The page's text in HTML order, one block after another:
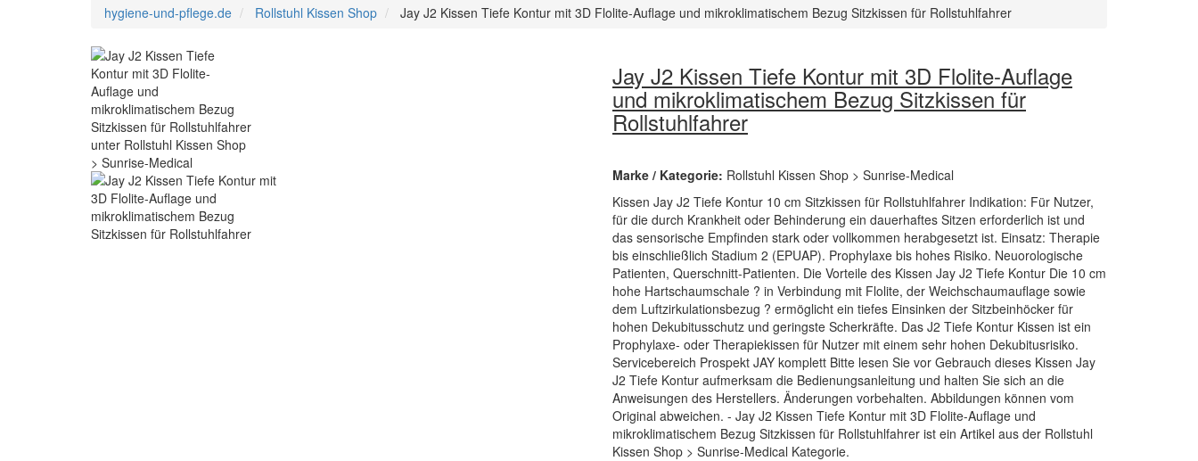
hygiene-und-pflege.de
Rollstuhl Kissen Shop Jay J2 Kissen Tiefe Kontur mit 3D Flolite-Auflage und mikroklimatischem Bezug Sitzkissen für Rollstuhlfahrer
Jay J2 Kissen Tiefe Kontur mit 3D Flolite-Auflage
und mikroklimatischem Bezug Sitzkissen für
Rollstuhlfahrer
Marke / Kategorie: Rollstuhl Kissen Shop > Sunrise-Medical
Kissen Jay J2 Tiefe Kontur 10 cm Sitzkissen für Rollstuhlfahrer Indikation: Für Nutzer,
für die durch Krankheit oder Behinderung ein dauerhaftes Sitzen erforderlich ist und
das sensorische Empfinden stark oder vollkommen herabgesetzt ist. Einsatz: Therapie
bis einschließlich Stadium 2 (EPUAP). Prophylaxe bis hohes Risiko. Neuorologische
Patienten, Querschnitt-Patienten. Die Vorteile des Kissen Jay J2 Tiefe Kontur Die 10 cm
hohe Hartschaumschale ? in Verbindung mit Flolite, der Weichschaumauflage sowie
dem Luftzirkulationsbezug ? ermöglicht ein tiefes Einsinken der Sitzbeinhöcker für
hohen Dekubitusschutz und geringste Scherkräfte. Das J2 Tiefe Kontur Kissen ist ein
Prophylaxe- oder Therapiekissen für Nutzer mit einem sehr hohen Dekubitusrisiko.
Servicebereich Prospekt JAY komplett Bitte lesen Sie vor Gebrauch dieses Kissen Jay
J2 Tiefe Kontur aufmerksam die Bedienungsanleitung und halten Sie sich an die
Anweisungen des Herstellers. Änderungen vorbehalten. Abbildungen können vom
Original abweichen. - Jay J2 Kissen Tiefe Kontur mit 3D Flolite-Auflage und
mikroklimatischem Bezug Sitzkissen für Rollstuhlfahrer ist ein Artikel aus der Rollstuhl
Kissen Shop > Sunrise-Medical Kategorie.